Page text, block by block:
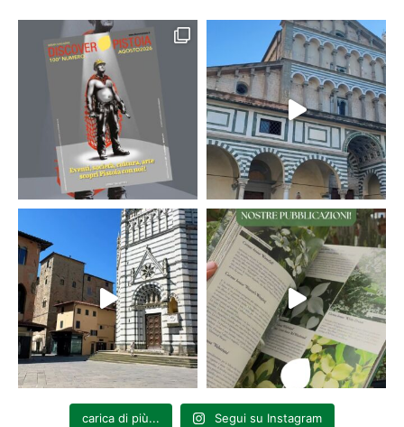
carica di più... Segui su Instagram